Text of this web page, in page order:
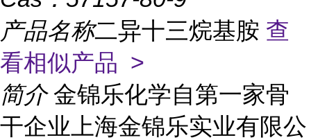
产品名称二异十三烷基胺 查
看相似产品 >
简介 金锦乐化学自第一家骨
干企业上海金锦乐实业有限公